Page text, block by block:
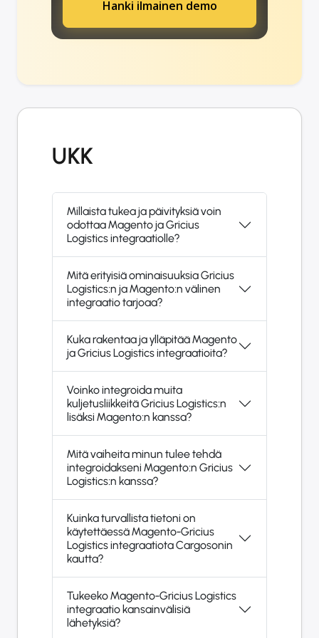
Hanki ilmainen demo
UKK
Millaista tukea ja päivityksiä voin
odottaa Magento ja Gricius
Logistics integraatiolle?
Mitä erityisiä ominaisuuksia Gricius
Logistics:n ja Magento:n välinen
integraatio tarjoaa?
Kuka rakentaa ja ylläpitää Magento
ja Gricius Logistics integraatioita?
Voinko integroida muita
kuljetusliikkeitä Gricius Logistics:n
lisäksi Magento:n kanssa?
Mitä vaiheita minun tulee tehdä
integroidakseni Magento:n Gricius
Logistics:n kanssa?
Kuinka turvallista tietoni on
käytettäessä Magento-Gricius
Logistics integraatiota Cargosonin
kautta?
Tukeeko Magento-Gricius Logistics
integraatio kansainvälisiä
lähetyksiä?